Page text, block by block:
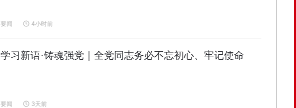
要闻 4小时前
学习新语·铸魂强党｜全党同志务必不忘初心、牢记使命
要闻 3天前